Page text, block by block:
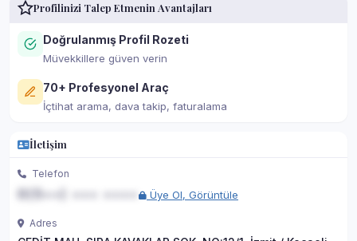
Profilinizi Talep Etmenin Avantajları
Doğrulanmış Profil Rozeti
Müvekkillere güven verin
70+ Profesyonel Araç
İçtihat arama, dava takip, faturalama
İletişim
Telefon
Üye Ol, Görüntüle
Adres